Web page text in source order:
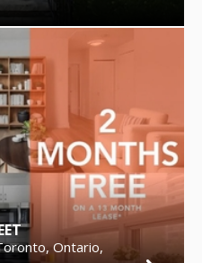
Ontario,